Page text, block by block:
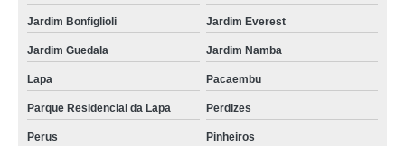
Jardim Bonfiglioli Jardim Everest
Jardim Guedala Jardim Namba
Lapa Pacaembu
Parque Residencial da Lapa Perdizes
Perus Pinheiros